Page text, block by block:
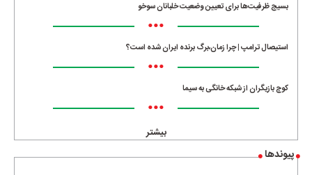
بسیج ظرفیت‌ها برای تعیین وضعیت خلبانان سوخو
•••
استیصال ترامپ | چرا زمان،برگ برنده ایران شده است؟
•••
کوچ بازیگران از شبکه خانگی به سیما
•••
بیشتر
پیوندها